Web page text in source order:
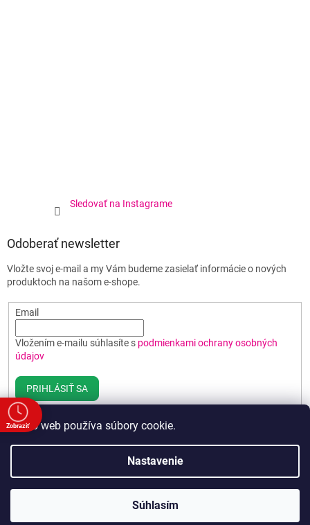
Tento web používa súbory cookie.
Nastavenie
Súhlasím
Sledovať na Instagrame
Odoberať newsletter
Vložte svoj e-mail a my Vám budeme zasielať informácie o nových
produktoch na našom e-shope.
Email
Vložením e-mailu súhlasíte s podmienkami ochrany osobných
údajov
PRIHLÁSIŤ SA
Vytvoril Shoptet
Copyright 2026Poháre BEST. Všetky práva vyhradené.Upraviť
nastavenie cookies
Zobraziť